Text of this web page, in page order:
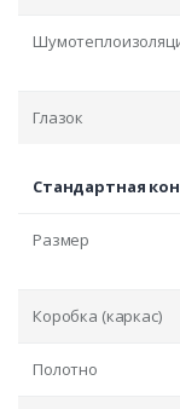
Глазок
Стандартная
Размер
Коробка (каркас)
Полотно